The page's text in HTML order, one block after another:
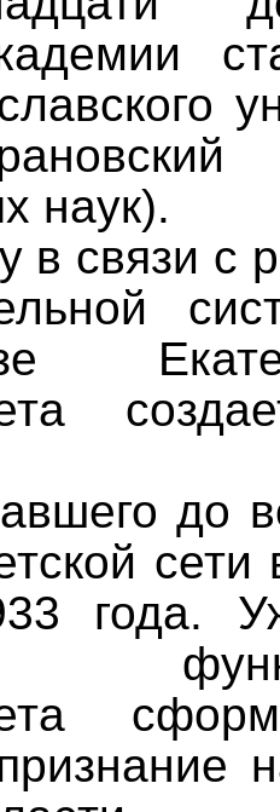
наук).
в связи с
до
года.